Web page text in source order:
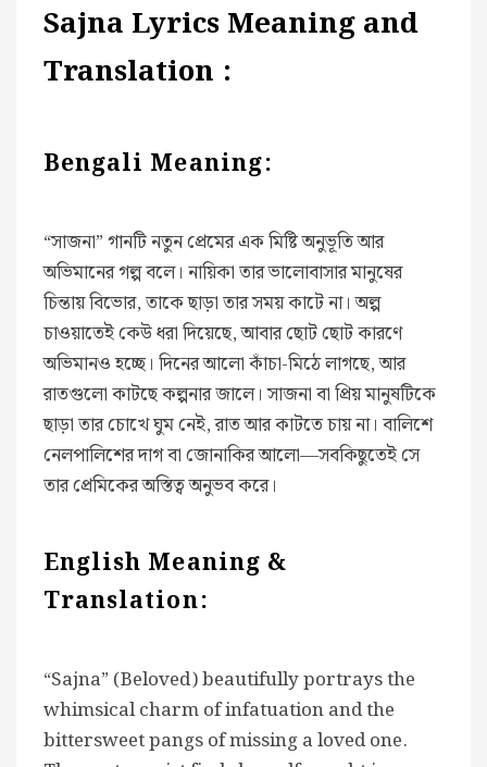
Sajna Lyrics Meaning and
Translation :
Bengali Meaning:
“সাজনা” গানটি নতুন প্রেমের এক মিষ্টি অনুভূতি আর
অভিমানের গল্প বলে। নায়িকা তার ভালোবাসার মানুষের
চিন্তায় বিভোর, তাকে ছাড়া তার সময় কাটে না। অল্প
চাওয়াতেই কেউ ধরা দিয়েছে, আবার ছোট ছোট কারণে
অভিমানও হচ্ছে। দিনের আলো কাঁচা-মিঠে লাগছে, আর
রাতগুলো কাটছে কল্পনার জালে। সাজনা বা প্রিয় মানুষটিকে
ছাড়া তার চোখে ঘুম নেই, রাত আর কাটতে চায় না। বালিশে
নেলপালিশের দাগ বা জোনাকির আলো—সবকিছুতেই সে
তার প্রেমিকের অস্তিত্ব অনুভব করে।
English Meaning &
Translation:
“Sajna” (Beloved) beautifully portrays the
whimsical charm of infatuation and the
bittersweet pangs of missing a loved one.